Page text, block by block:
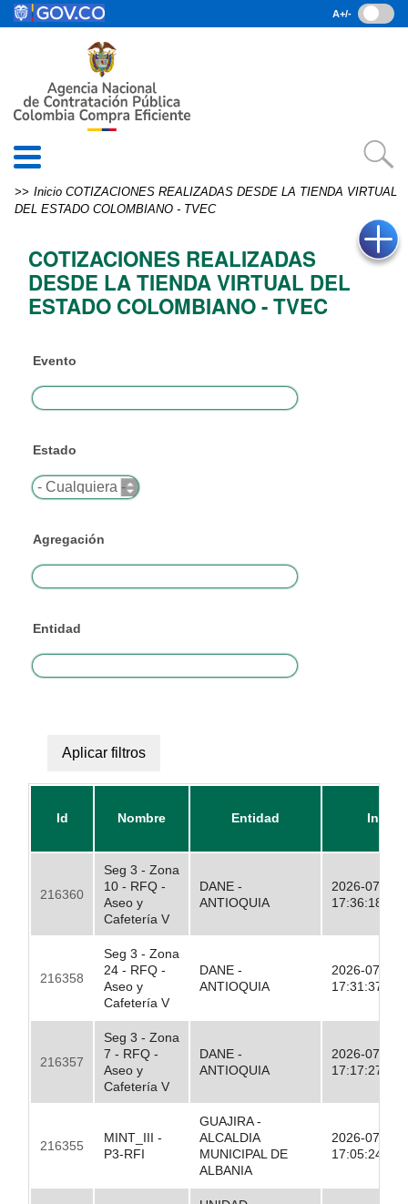
Pasar al contenido principal
• Consulta RUES
• Preguntas Frecuentes
search
A+/-
Inicio COTIZACIONES REALIZADAS DESDE LA TIENDA VIRTUAL
DEL ESTADO COLOMBIANO - TVEC
COTIZACIONES REALIZADAS
DESDE LA TIENDA VIRTUAL DEL
ESTADO COLOMBIANO - TVEC
Evento
Estado
Agregación
Entidad
Id Nombre Entidad Inicio
216360
Seg 3 - Zona
10 - RFQ -
Aseo y
Cafetería V
DANE -
ANTIOQUIA
2026-07-17
216358
Seg 3 - Zona
24 - RFQ -
Aseo y
Cafetería V
DANE -
ANTIOQUIA
2026-07-17
216357
Seg 3 - Zona
7 - RFQ -
Aseo y
Cafetería V
DANE -
ANTIOQUIA
2026-07-17
216355
MINT_III -
P3-RFI
GUAJIRA -
ALCALDIA
MUNICIPAL DE
ALBANIA
2026-07-17